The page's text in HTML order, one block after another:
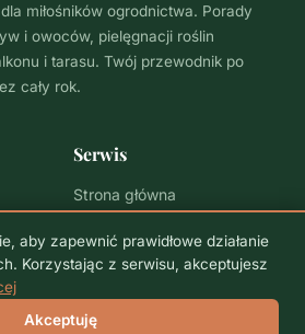
miłośników ogrodnictwa. Porady
i owoców, pielęgnacji roślin
i tarasu. Twój przewodnik po
cały rok.
Serwis
Strona główna
prawa zastrzeżone.
aby zapewnić prawidłowe działanie
Korzystając z serwisu, akceptujesz
Akceptuję